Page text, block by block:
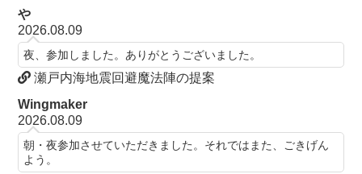
や
2026.08.09
夜、参加しました。ありがとうございました。
瀬戸内海地震回避魔法陣の提案
Wingmaker
2026.08.09
朝・夜参加させていただきました。それではまた、ごきげん
よう。